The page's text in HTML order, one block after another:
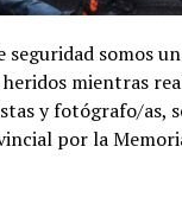
seguridad somos
mientras
y fotógrafo/as,
por la